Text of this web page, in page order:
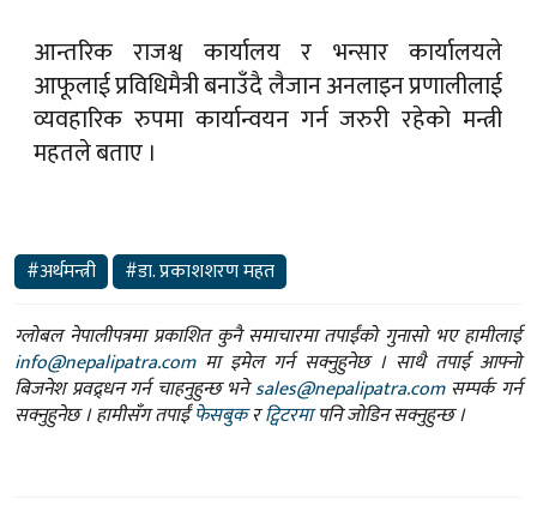
आन्तरिक राजश्व कार्यालय र भन्सार कार्यालयले
आफूलाई प्रविधिमैत्री बनाउँदै लैजान अनलाइन प्रणालीलाई
व्यवहारिक रुपमा कार्यान्वयन गर्न जरुरी रहेको मन्त्री
महतले बताए ।
#अर्थमन्त्री
#डा. प्रकाशशरण महत
ग्लोबल नेपालीपत्रमा प्रकाशित कुनै समाचारमा तपाईंको गुनासो भए हामीलाई
info@nepalipatra.comमा इमेल गर्न सक्नुहुनेछ । साथै तपाई आफ्नो
बिजनेश प्रवद्र्धन गर्न चाहनुहुन्छ भनेsales@nepalipatra.comसम्पर्क गर्न
सक्नुहुनेछ । हामीसँग तपाईंफेसबुकरट्विटरमापनि जोडिन सक्नुहुन्छ ।